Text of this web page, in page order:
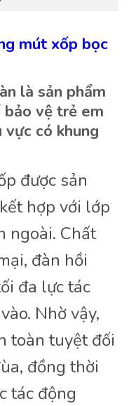
mút xốp bọc
là sản phẩm
vệ trẻ em
vực có khung
được sản
hợp với lớp
ngoài. Chất
đàn hồi
đa lực tác
Nhờ vậy,
toàn tuyệt đối
đồng thời
tác động